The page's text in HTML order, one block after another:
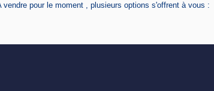
pour le moment , plusieurs options s'offrent à vous :